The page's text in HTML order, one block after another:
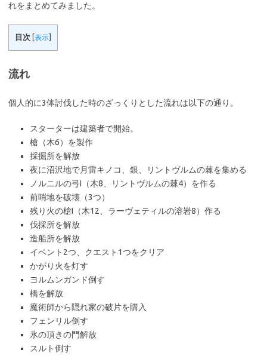
れをまとめてみました。
目次 表示
流れ
個人的に3体討伐した時のざっくりとした流れは以下の通り。
スターターは建築者で開始。
槍（木6）を製作
採掘所を解放
夜に沼沢地で月雷キノコ、銀、リントヴルムの棘を集める
ノルニルの弓I（木8、リントヴルムの棘4）を作る
前哨地を破壊（3つ）
残り火の槍I（木12、ラーヴェティルの溶岩8）作る
伐採所を解放
造船所を解放
イベント2つ、クエスト1つをクリア
かがり火を灯す
ヨルムンガンド倒す
橋を解放
魔術師から隠れ家の破片を購入
フェンリル倒す
氷の頂きの門解放
スルト倒す